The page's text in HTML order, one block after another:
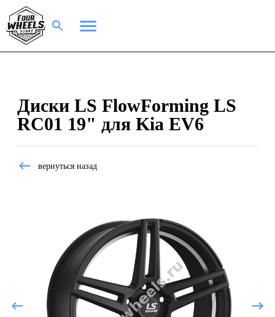
Диски LS FlowForming LS
RC01 19" для Kia EV6
вернуться назад